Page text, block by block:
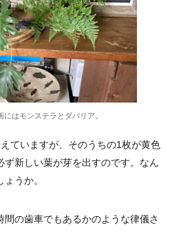
にはモンステラとダバリア。
ていますが、そのうちの1枚が黄色
ず新しい葉が芽を出すのです。なん
うか。
間の歯車でもあるかのような律儀さ